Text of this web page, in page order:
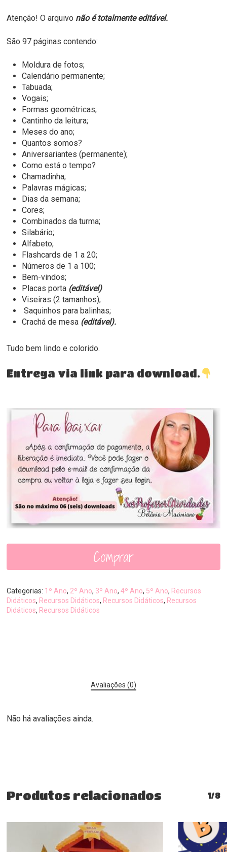
Atenção! O arquivo não é totalmente editável.
São 97 páginas contendo:
Moldura de fotos;
Calendário permanente;
Tabuada;
Vogais;
Formas geométricas;
Cantinho da leitura;
Meses do ano;
Quantos somos?
Aniversariantes (permanente);
Como está o tempo?
Chamadinha;
Palavras mágicas;
Dias da semana;
Cores;
Combinados da turma;
Silabário;
Alfabeto;
Flashcards de 1 a 20;
Números de 1 a 100;
Bem-vindos;
Placas porta (editável)
Viseiras (2 tamanhos);
Saquinhos para balinhas;
Crachá de mesa (editável).
Tudo bem lindo e colorido.
Entrega via link para download.
Comprar
Categorias: 1º Ano, 2º Ano, 3º Ano,4º Ano, 5º Ano, Recursos
Didáticos, Recursos Didáticos, Recursos Didáticos, Recursos
Didáticos, Recursos Didáticos
Avaliações (0)
Não há avaliações ainda.
Produtos relacionados 1/8